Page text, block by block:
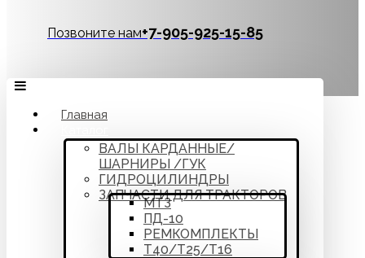
Позвоните нам‪+7-905-925-15-85
Главная
ВАЛЫ КАРДАННЫЕ/
ШАРНИРЫ /ГУК
ГИДРОЦИЛИНДРЫ
ЗАПЧАСТИ ДЛЯ ТРАКТОРОВ
МТЗ
ПД-10
РЕМКОМПЛЕКТЫ
Т40/Т25/Т16